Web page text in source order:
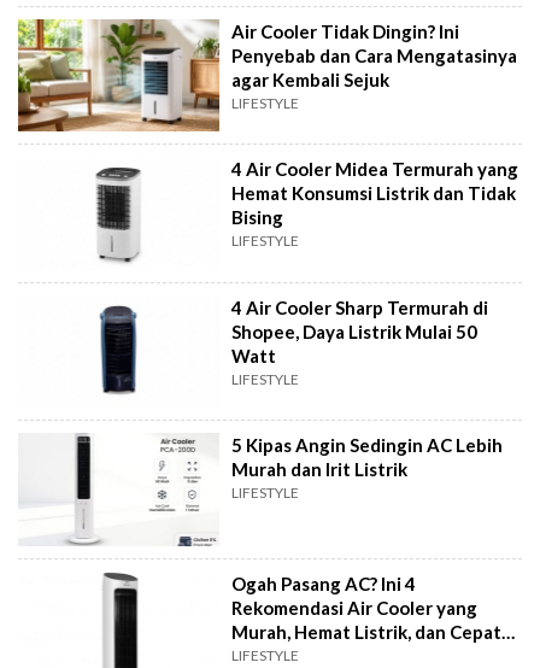
Air Cooler Tidak Dingin? Ini
Penyebab dan Cara Mengatasinya
agar Kembali Sejuk
LIFESTYLE
4 Air Cooler Midea Termurah yang
Hemat Konsumsi Listrik dan Tidak
Bising
LIFESTYLE
4 Air Cooler Sharp Termurah di
Shopee, Daya Listrik Mulai 50
Watt
LIFESTYLE
5 Kipas Angin Sedingin AC Lebih
Murah dan Irit Listrik
LIFESTYLE
Ogah Pasang AC? Ini 4
Rekomendasi Air Cooler yang
Murah, Hemat Listrik, dan Cepat
Dingin
LIFESTYLE